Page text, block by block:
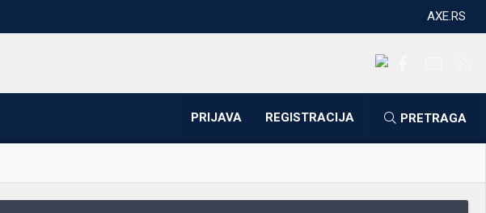
AXE.RS
PRIJAVA REGISTRACIJA PRETRAGA